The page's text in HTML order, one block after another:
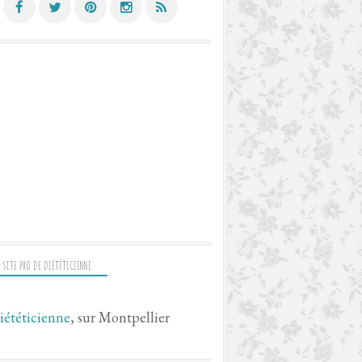
PRO DE DIÉTÉTICIENNE
, sur Montpellier